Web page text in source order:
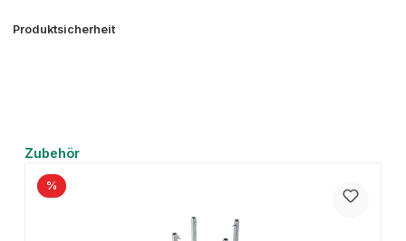
Produktsicherheit
Produktgalerie überspringen
Zubehör
%